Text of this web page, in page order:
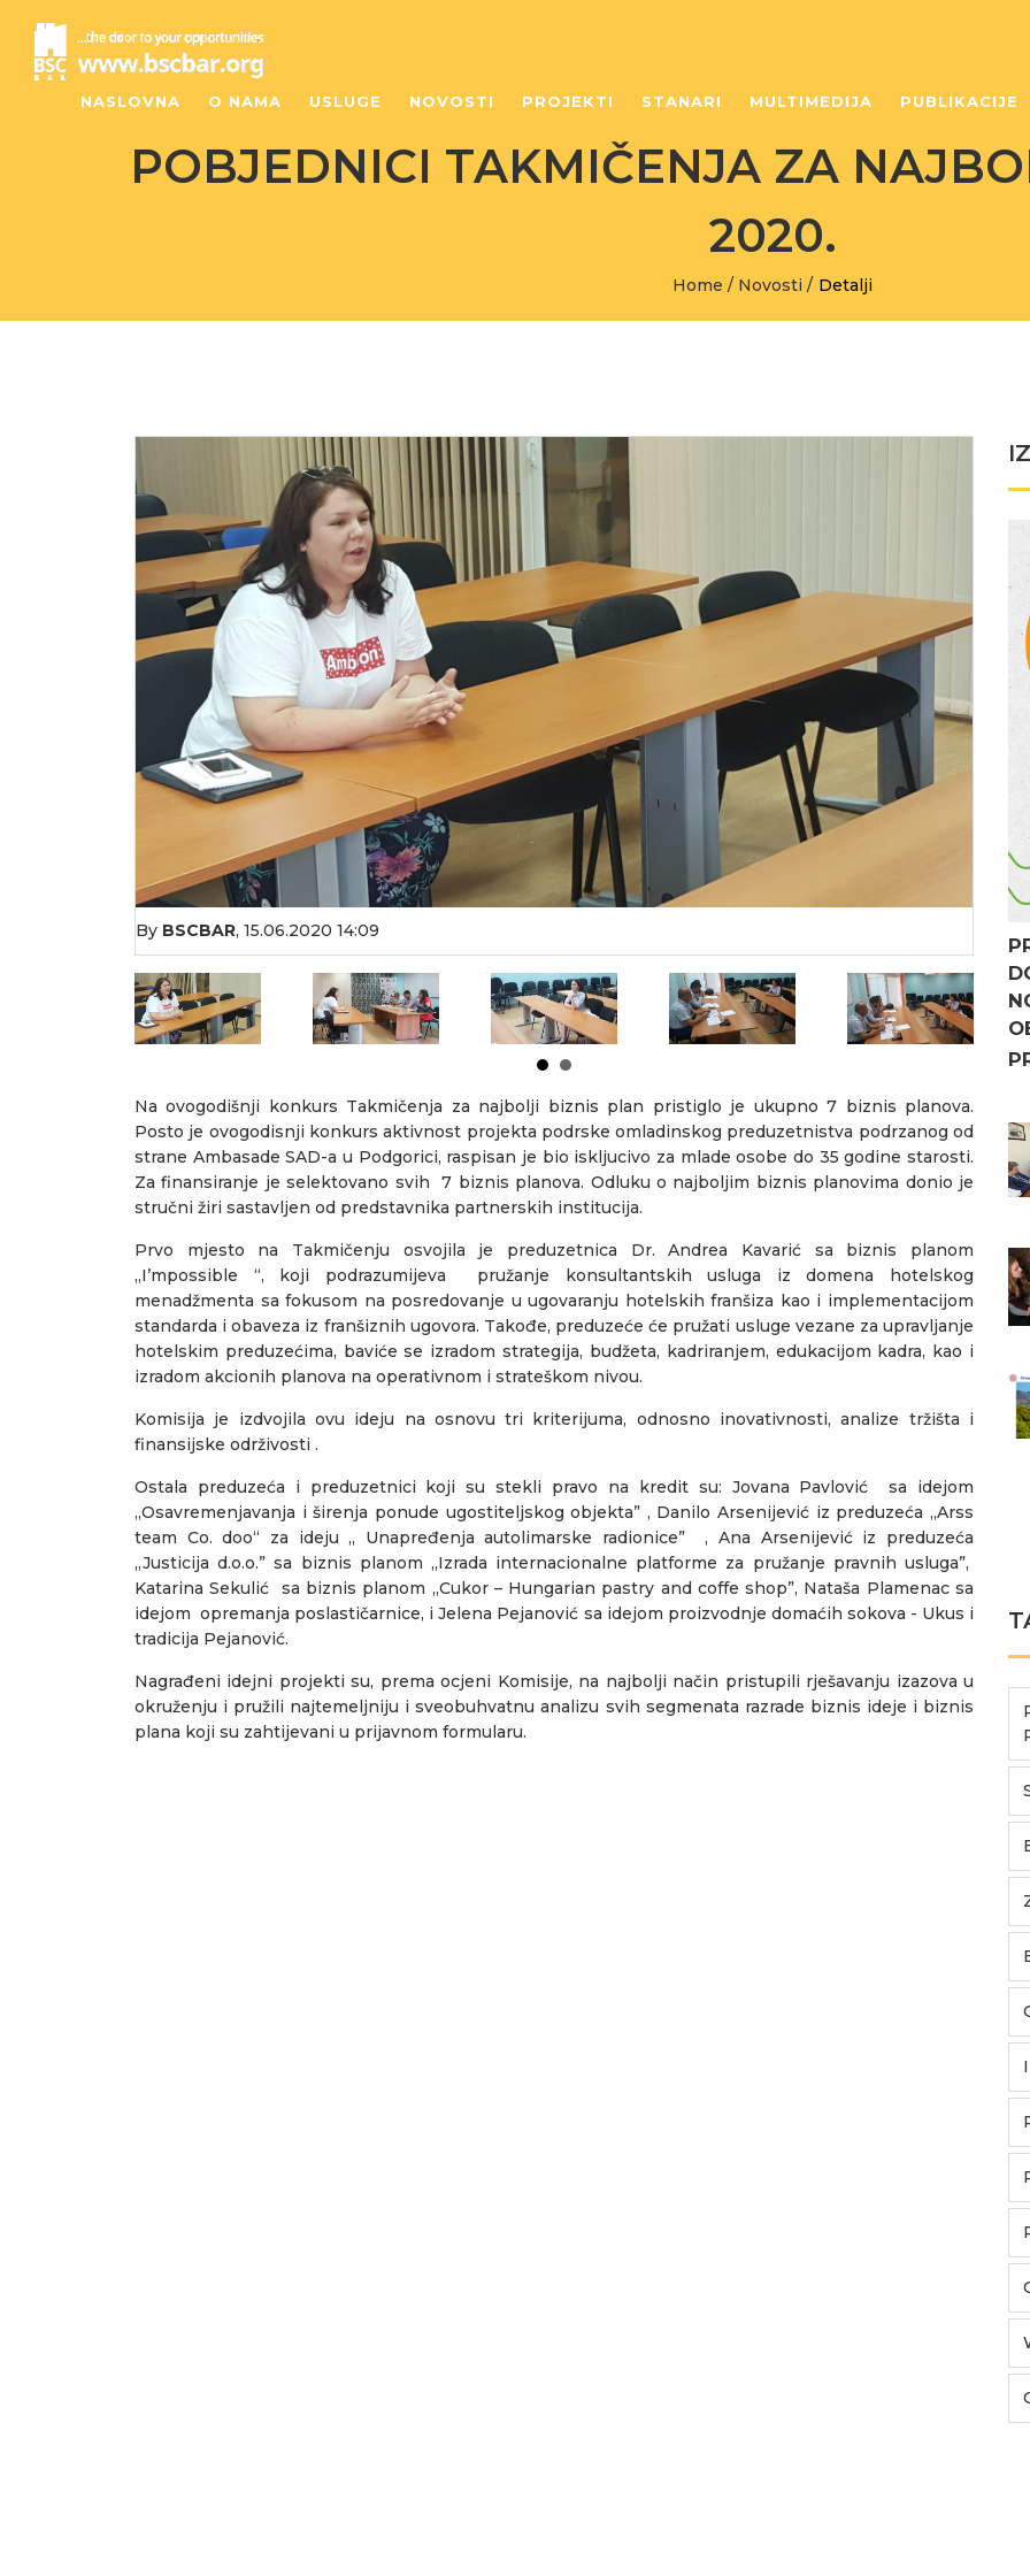
NASLOVNA O NAMA USLUGE NOVOSTI PROJEKTI STANARI MULTIMEDIJA PUBLIKACIJE
POBJEDNICI TAKMIČENJA ZA
2020.
Home / Novosti / Detalji
By BSCBAR, 15.06.2020 14:09
Na ovogodišnji konkurs Takmičenja za najbolji biznis plan pristiglo je ukupno 7 biznis planova.
Posto je ovogodisnji konkurs aktivnost projekta podrske omladinskog preduzetnistva podrzanog od
strane Ambasade SAD-a u Podgorici, raspisan je bio iskljucivo za mlade osobe do 35 godine starosti.
Za finansiranje je selektovano svih 7 biznis planova. Оdluku o najboljim biznis planovima donio je
stručni žiri sastavljen od predstavnika partnerskih institucija.
Prvo mjesto na Takmičenju osvojila je preduzetnica Dr. Andrea Kavarić sa biznis planom
„I’mpossible “, koji podrazumijeva pružanje konsultantskih usluga iz domena hotelskog
menadžmenta sa fokusom na posredovanje u ugovaranju hotelskih franšiza kao i implementacijom
standarda i obaveza iz franšiznih ugovora. Takođe, preduzeće će pružati usluge vezane za upravljanje
hotelskim preduzećima, baviće se izradom strategija, budžeta, kadriranjem, edukacijom kadra, kao i
izradom akcionih planova na operativnom i strateškom nivou.
Komisija je izdvojila ovu ideju na osnovu tri kriterijuma, odnosno inovativnosti, analize tržišta i
finansijske održivosti .
Ostala preduzeća i preduzetnici koji su stekli pravo na kredit su: Jovana Pavlović sa idejom
,,Osavremenjavanja i širenja ponude ugostiteljskog objekta” , Danilo Arsenijević iz preduzeća ,,Arss
team Co. doo“ za ideju ,, Unapređenja autolimarske radionice” , Ana Arsenijević iz preduzeća
,,Justicija d.o.o.” sa biznis planom ,,Izrada internacionalne platforme za pružanje pravnih usluga”,
Katarina Sekulić sa biznis planom ,,Cukor – Hungarian pastry and coffe shop”, Nataša Plamenac sa
idejom opremanja poslastičarnice, i Jelena Pejanović sa idejom proizvodnje domaćih sokova - Ukus i
tradicija Pejanović.
Nagrađeni idejni projekti su, prema ocjeni Komisije, na najbolji način pristupili rješavanju izazova u
okruženju i pružili najtemeljniju i sveobuhvatnu analizu svih segmenata razrade biznis ideje i biznis
plana koji su zahtijevani u prijavnom formularu.